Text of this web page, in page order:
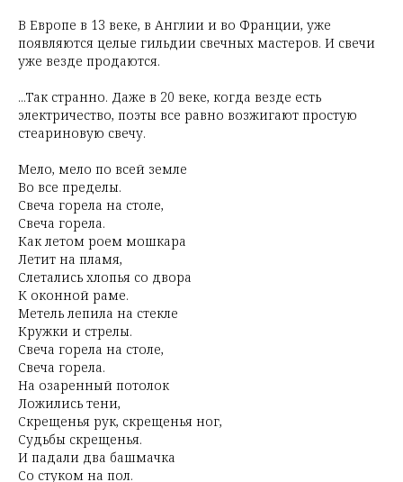
В Европе в 13 веке, в Англии и во Франции, уже
появляются целые гильдии свечных мастеров. И свечи
уже везде продаются.
...Так странно. Даже в 20 веке, когда везде есть
электричество, поэты все равно возжигают простую
стеариновую свечу.
Мело, мело по всей земле
Во все пределы.
Свеча горела на столе,
Свеча горела.
Как летом роем мошкара
Летит на пламя,
Слетались хлопья со двора
К оконной раме.
Метель лепила на стекле
Кружки и стрелы.
Свеча горела на столе,
Свеча горела.
На озаренный потолок
Ложились тени,
Скрещенья рук, скрещенья ног,
Судьбы скрещенья.
И падали два башмачка
Со стуком на пол.